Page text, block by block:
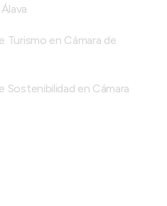
Turismo en Cámara de
Sostenibilidad en Cámara